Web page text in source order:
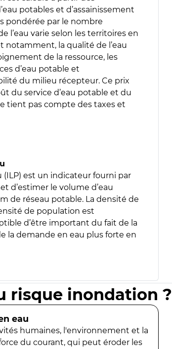
potables et d’assainissement
pondérée par le nombre
l’eau varie selon les territoires en
notamment, la qualité de l’eau
de la ressource, les
d’eau potable et
du milieu récepteur. Ce prix
du service d’eau potable et du
tient pas compte des taxes et
(ILP) est un indicateur fourni par
d’estimer le volume d’eau
de réseau potable. La densité de
de population est
d’être important du fait de la
la demande en eau plus forte en
risque inondation ?
eau
humaines, l'environnement et la
du courant, qui peut éroder les